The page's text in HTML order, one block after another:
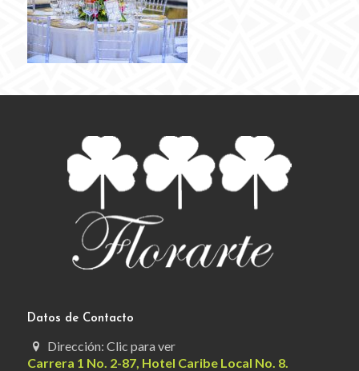
Datos de Contacto
Dirección: Clic para ver
Carrera 1 No. 2-87, Hotel Caribe Local No. 8.